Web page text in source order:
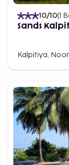
10/10(1
Sands
Kalpitiya,